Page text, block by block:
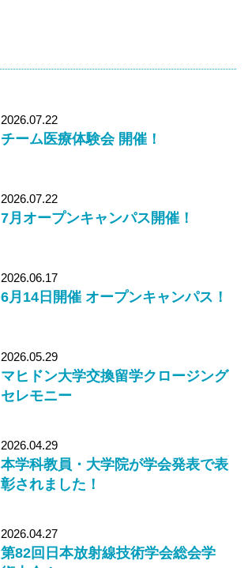
2026.07.22
チーム医療体験会 開催！
2026.07.22
7月オープンキャンパス開催！
2026.06.17
6月14日開催 オープンキャンパス！
2026.05.29
マヒドン大学交換留学クロージング
セレモニー
2026.04.29
本学科教員・大学院が学会発表で表
彰されました！
2026.04.27
第82回日本放射線技術学会総会学